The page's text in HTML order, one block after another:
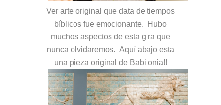
Ver arte original que data de tiempos
bíblicos fue emocionante. Hubo
muchos aspectos de esta gira que
nunca olvidaremos. Aquí abajo esta
una pieza original de Babilonia!!